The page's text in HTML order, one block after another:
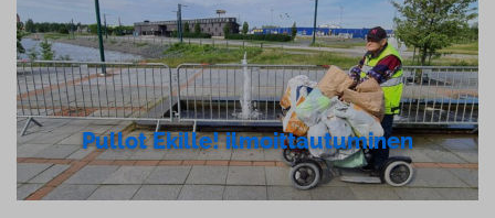
Pullot Ekille! il­moit­tau­tu­mi­nen